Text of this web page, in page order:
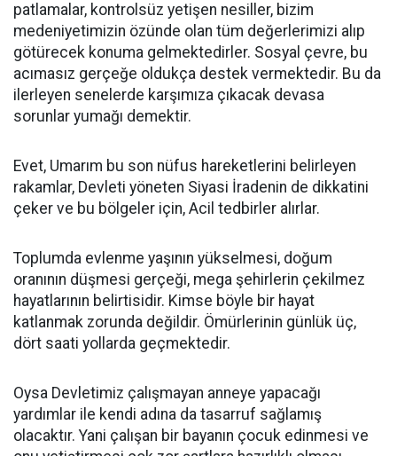
patlamalar, kontrolsüz yetişen nesiller, bizim
medeniyetimizin özünde olan tüm değerlerimizi alıp
götürecek konuma gelmektedirler. Sosyal çevre, bu
acımasız gerçeğe oldukça destek vermektedir. Bu da
ilerleyen senelerde karşımıza çıkacak devasa
sorunlar yumağı demektir.
Evet, Umarım bu son nüfus hareketlerini belirleyen
rakamlar, Devleti yöneten Siyasi İradenin de dikkatini
çeker ve bu bölgeler için, Acil tedbirler alırlar.
Toplumda evlenme yaşının yükselmesi, doğum
oranının düşmesi gerçeği, mega şehirlerin çekilmez
hayatlarının belirtisidir. Kimse böyle bir hayat
katlanmak zorunda değildir. Ömürlerinin günlük üç,
dört saati yollarda geçmektedir.
Oysa Devletimiz çalışmayan anneye yapacağı
yardımlar ile kendi adına da tasarruf sağlamış
olacaktır. Yani çalışan bir bayanın çocuk edinmesi ve